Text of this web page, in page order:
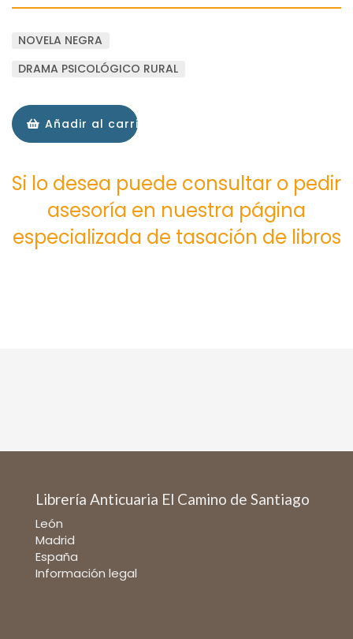
NOVELA NEGRA
DRAMA PSICOLÓGICO RURAL
Añadir al carrito
Si lo desea puede consultar o pedir
asesoría en nuestra página
especializada de tasación de libros
Librería Anticuaria El Camino de Santiago
León
Madrid
España
Información legal